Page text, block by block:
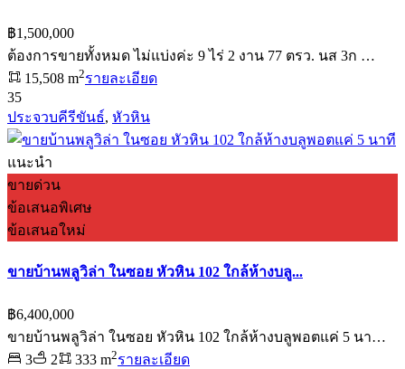
฿1,500,000
ต้องการขายทั้งหมด ไม่แบ่งค่ะ 9 ไร่ 2 งาน 77 ตรว. นส 3ก …
15,508 m2รายละเอียด
35
ประจวบคีรีขันธ์, หัวหิน
แนะนำ
ขายด่วน
ข้อเสนอพิเศษ
ข้อเสนอใหม่
ขายบ้านพลูวิล่า ในซอย หัวหิน 102 ใกล้ห้างบลู...
฿6,400,000
ขายบ้านพลูวิล่า ในซอย หัวหิน 102 ใกล้ห้างบลูพอตแค่ 5 นา…
3
2 333 m2รายละเอียด